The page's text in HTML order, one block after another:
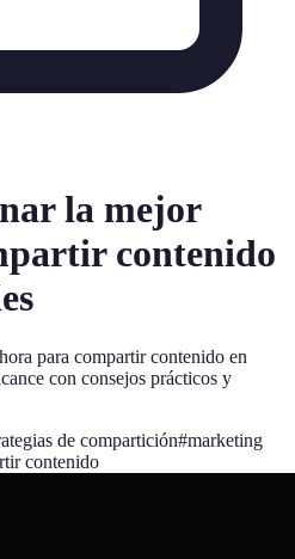
la mejor
contenido
para compartir contenido en
con consejos prácticos y
de compartición#marketing
contenido